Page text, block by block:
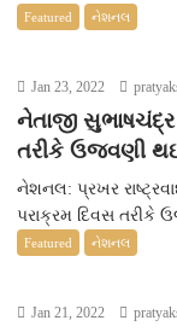
Featured નેશનલ
Jan 23, 2022
નેતાજી
તરીકે ઉજવણી
નેશનલ: પ્રખર
પરાક્રમ દિવસ તરીકે
Featured નેશનલ
Jan 21, 2022